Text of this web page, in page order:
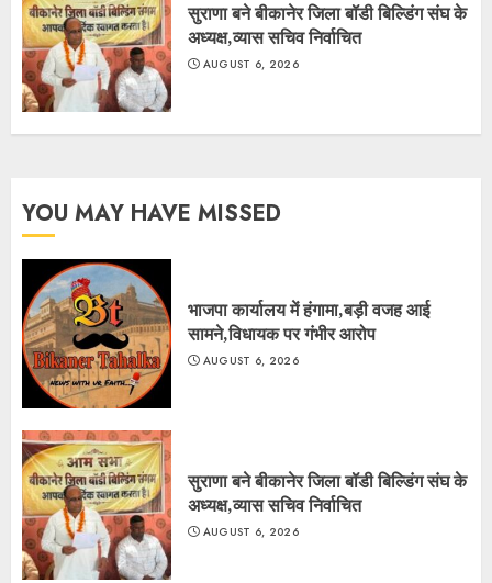
सुराणा बने बीकानेर जिला बॉडी बिल्डिंग संघ के
अध्यक्ष,व्यास सचिव निर्वाचित
AUGUST 6, 2026
YOU MAY HAVE MISSED
भाजपा कार्यालय में हंगामा,बड़ी वजह आई
सामने,विधायक पर गंभीर आरोप
AUGUST 6, 2026
सुराणा बने बीकानेर जिला बॉडी बिल्डिंग संघ के
अध्यक्ष,व्यास सचिव निर्वाचित
AUGUST 6, 2026